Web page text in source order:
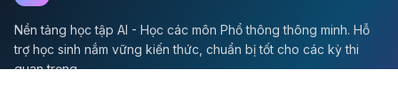
Nền tảng học tập AI - Học các môn Phổ thông thông minh. Hỗ
trợ học sinh nắm vững kiến thức, chuẩn bị tốt cho các kỳ thi
quan trọng.